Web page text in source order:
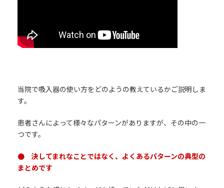
当院で吸入器の使い方をどのようの教えているかご説明しま
す。
患者さんによって様々なパターンがありますが、その中の一
つです。
● 決してまれなことではなく、よくあるパターンの典型の
まとめです